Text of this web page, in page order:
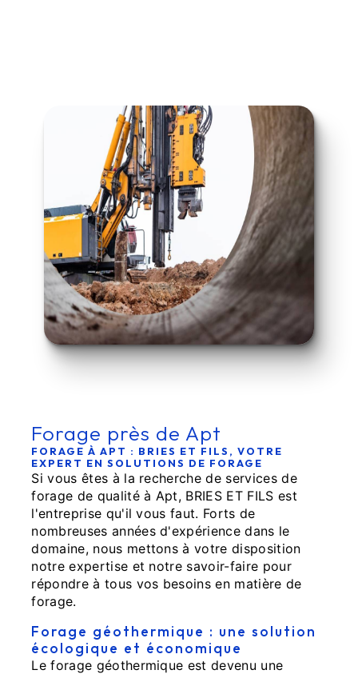
Forage près de Apt
FORAGE À APT : BRIES ET FILS, VOTRE
EXPERT EN SOLUTIONS DE FORAGE
Si vous êtes à la recherche de services de
forage de qualité à Apt, BRIES ET FILS est
l'entreprise qu'il vous faut. Forts de
nombreuses années d'expérience dans le
domaine, nous mettons à votre disposition
notre expertise et notre savoir-faire pour
répondre à tous vos besoins en matière de
forage.
Forage géothermique : une solution
écologique et économique
Le forage géothermique est devenu une